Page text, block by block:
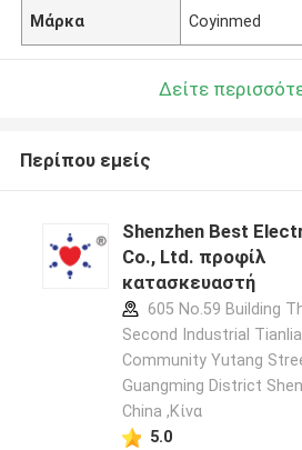
Μάρκα Coyinmed
Δείτε
Περίπου εμείς
Shenzhen Best
Co., Ltd. προφίλ
κατασκευαστή
605 No.59 Building
Second Industrial
Community Yutang
Guangming District
China ,Κίνα
5.0